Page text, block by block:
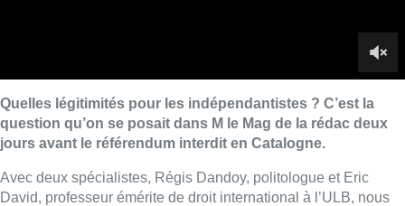
Lire aussi :
À Bruxelles, le blocus s’invite dans
des lieux insolites : “C’est
exceptionnel, il faut se l’avouer”